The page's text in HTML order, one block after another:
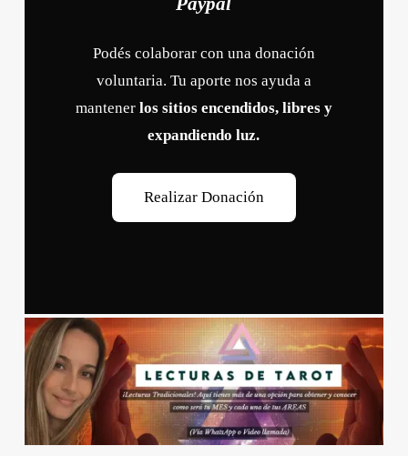
Podés colaborar con una donación
voluntaria. Tu aporte nos ayuda a
mantener los sitios encendidos, libres y
expandiendo luz.
Realizar Donación